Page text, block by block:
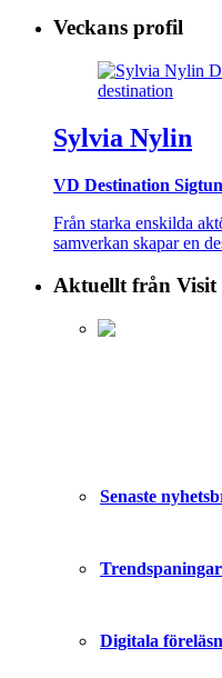
Veckans profil
Sylvia Nylin
VD Destination
Från starka enskilda
samverkan skapar en
Aktuellt från Visit
Senaste
Digitala